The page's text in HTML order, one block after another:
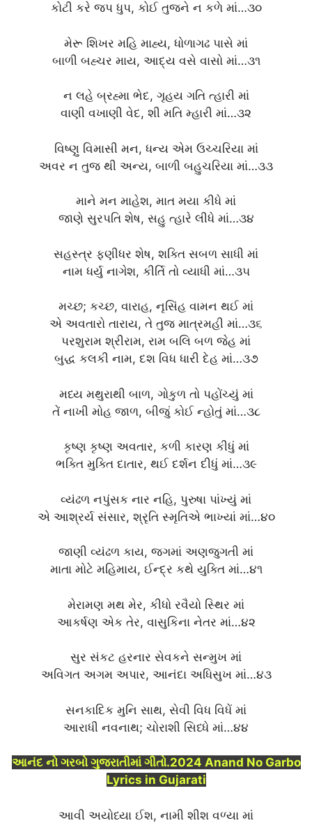
કોટી કરે જપ ધુપ, કોઈ તુજને ન કળે માં…૩૦
મેરૂ શિખર મહિ માહ્ય, ધોળાગઢ પાસે માં
બાળી બહ્ચર માય, આદ્ય વસે વાસો માં…૩૧
ન લહે બ્રહ્મા ભેદ, ગૃહય ગતિ ત્હારી માં
વાણી વખાણી વેદ, શી મતિ મ્હારી માં…૩૨
વિષ્ણુ વિમાસી મન, ધન્ય એમ ઉચ્ચરિયા માં
અવર ન તુજ થી અન્ય, બાળી બહુચરિયા માં…૩૩
માને મન માહેશ, માત મયા કીધે માં
જાણે સુરપતિ શેષ, સહુ ત્હારે લીધે માં…૩૪
સહસ્ત્ર ફણીધર શેષ, શક્તિ સબળ સાધી માં
નામ ધર્યુ નાગેશ, કીર્તિ તો વ્યાધી માં…૩૫
મચ્છ; કચ્છ, વારાહ, નૃસિંહ વામન થઈ માં
એ અવતારો તારાય, તે તુજ માત્રમહી માં…૩૬
પરશુરામ શ્રીરામ, રામ બલિ બળ જેહ માં
બુદ્ધ કલકી નામ, દશ વિધ ધારી દેહ માં…૩૭
મધ્ય મથુરાથી બાળ, ગોકુળ તો પહોંચ્યું માં
તેં નાખી મોહ જાળ, બીજું કોઈ ન્હોતું માં…૩૮
કૃષ્ણ કૃષ્ણ અવતાર, કળી કારણ કીધું માં
ભક્તિ મુક્તિ દાતાર, થઈ દર્શન દીધું માં…૩૯
વ્યંઢળ નપુંસક નાર નહિ, પુરુષા પાંખ્યું માં
એ આશ્રર્ય સંસાર, શ્રૃતિ સ્મૃતિએ ભાખ્યાં માં…૪૦
જાણી વ્યંઢળ કાય, જગમાં અણજુગતી માં
માતા મોટે મહિમાય, ઈન્દ્ર કથે યુક્તિ માં…૪૧
મેરામણ મથ મેર, કીધો રવૈયો સ્થિર માં
આકર્ષણ એક તેર, વાસુકિના નેતર માં…૪૨
સુર સંકટ હરનાર સેવકને સન્મુખ માં
અવિગત અગમ અપાર, આનંદા અધિસુખ માં…૪૩
સનકાદિક મુનિ સાથ, સેવી વિધ વિધેં માં
આરાધી નવનાથ; ચોરાશી સિધ્ધે માં…૪૪
આનંદ નો ગરબો ગુજરાતીમાં ગીતો.2024 Anand No Garbo
Lyrics in Gujarati
આવી અયોધ્યા ઈશ, નામી શીશ વળ્યા માં